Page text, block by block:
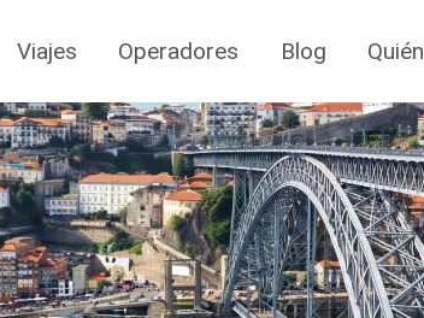
Viajes Operadores Blog